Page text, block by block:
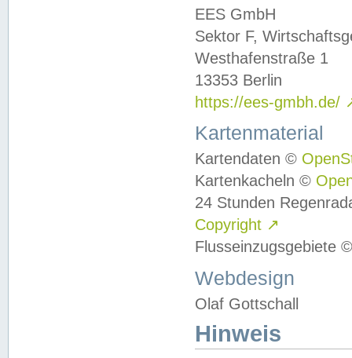
EES GmbH
Sektor F,
Westhafenstraße 1
13353 Berlin
https://ees-gmbh.de/
Kartenmaterial
Kartendaten ©
Kartenkacheln ©
24 Stunden
Copyright ↗
Flusseinzugsgebiete
Webdesign
Olaf Gottschall
Hinweis